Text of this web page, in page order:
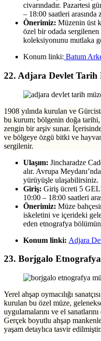
civarındadır. Pazartesi
– 18:00 saatleri arasında
Önerimiz: Müzenin üst
özel bir odada
koleksiyonunu mutlaka
Konum linki: Batum
22. Adjara Devlet Tarih
1908 yılında kurulan ve
bu kurum; bölgenin doğa
zengin bir arşiv sunar.
ve bölgeye özgü bitki ve
sergilenir.
Ulaşım: Jincharadze
alır. Avrupa
yürüyüşle ulaşabilirsiniz.
Giriş: Giriş ücreti 5
10:00 – 18:00 saatleri
Önerimiz: Müze
iskeletini ve içerideki
eden etnografya
Konum linki: Adjara
23. Borjgalo
Yerel ahşap oymacılığı
kurulan bu özel müze,
uygulamalarını ve el
Gerçek boyutlu ahşap
yaşam detaylıca tasvir edilmiştir.